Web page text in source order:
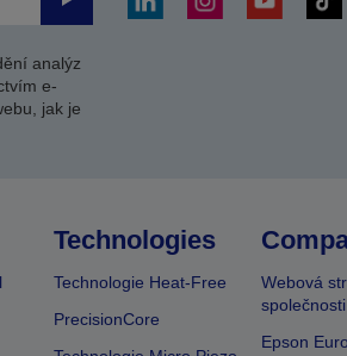
Odeslat
analýz
e-
jak je
Technologies
Technologie Heat-Free
PrecisionCore
Webová
společnosti
Epson